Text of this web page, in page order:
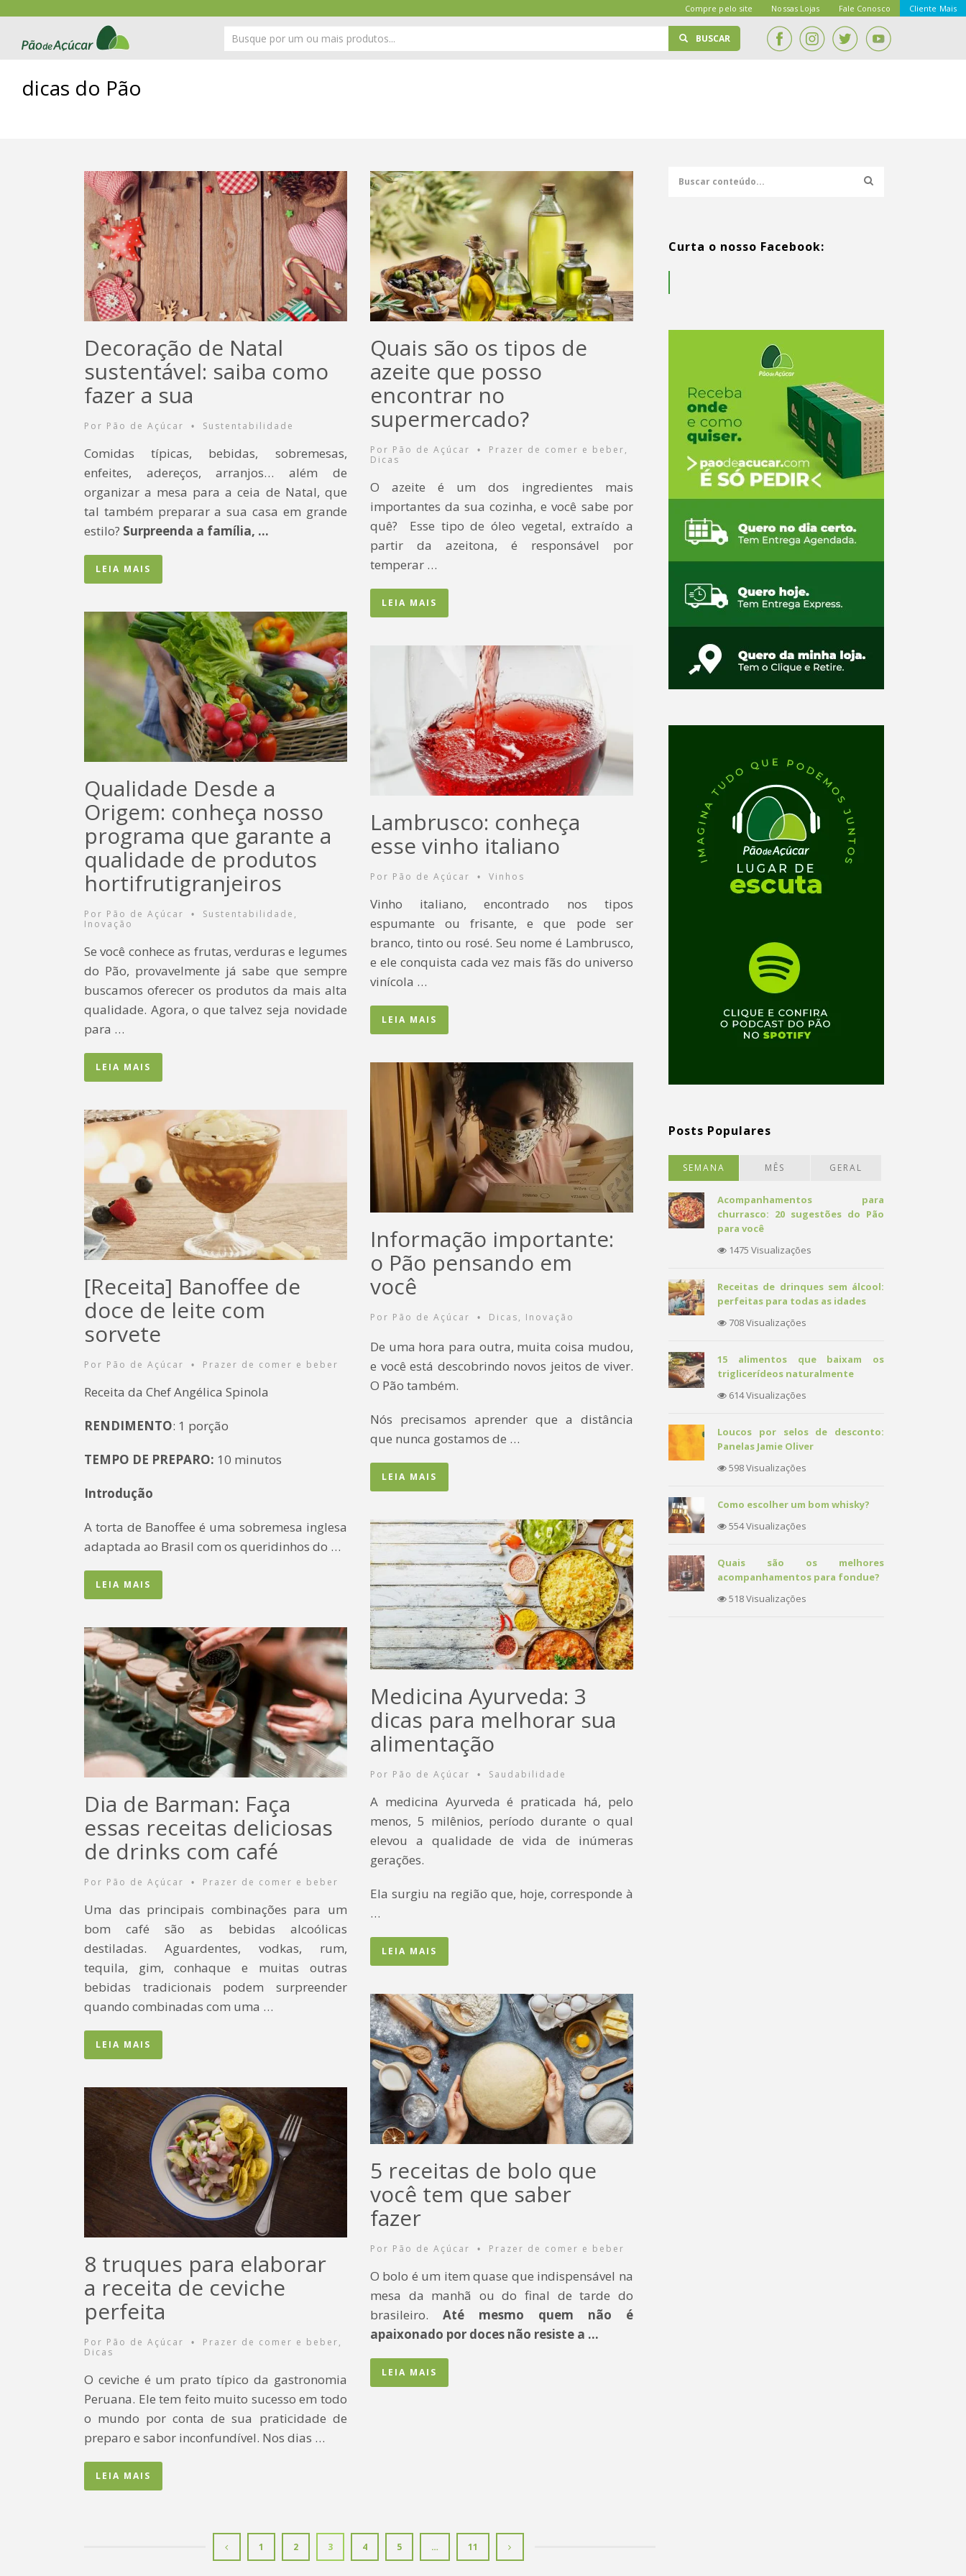
Compre pelo site Nossas Lojas Fale Conosco Cliente Mais
BUSCAR
dicas do Pão
Decoração de Natal
sustentável: saiba como
fazer a sua
Por Pão de Açúcar • Sustentabilidade
Comidas típicas, bebidas, sobremesas,
enfeites, adereços, arranjos… além de
organizar a mesa para a ceia de Natal, que
tal também preparar a sua casa em grande
estilo? Surpreenda a família, …
LEIA MAIS
Quais são os tipos de
azeite que posso
encontrar no
supermercado?
Por Pão de Açúcar • Prazer de comer e beber,
Dicas
O azeite é um dos ingredientes mais
importantes da sua cozinha, e você sabe por
quê? Esse tipo de óleo vegetal, extraído a
partir da azeitona, é responsável por
temperar …
LEIA MAIS
Qualidade Desde a
Origem: conheça nosso
programa que garante a
qualidade de produtos
hortifrutigranjeiros
Por Pão de Açúcar • Sustentabilidade ,
Inovação
Se você conhece as frutas, verduras e legumes
do Pão, provavelmente já sabe que sempre
buscamos oferecer os produtos da mais alta
qualidade. Agora, o que talvez seja novidade
para …
LEIA MAIS
Lambrusco: conheça
esse vinho italiano
Por Pão de Açúcar • Vinhos
Vinho italiano, encontrado nos tipos
espumante ou frisante, e que pode ser
branco, tinto ou rosé. Seu nome é Lambrusco,
e ele conquista cada vez mais fãs do universo
vinícola …
LEIA MAIS
Informação importante:
o Pão pensando em
você
Por Pão de Açúcar • Dicas, Inovação
De uma hora para outra, muita coisa mudou,
e você está descobrindo novos jeitos de viver.
O Pão também.
Nós precisamos aprender que a distância
que nunca gostamos de …
LEIA MAIS
[Receita] Banoffee de
doce de leite com
sorvete
Por Pão de Açúcar • Prazer de comer e beber
Receita da Chef Angélica Spinola
RENDIMENTO: 1 porção
TEMPO DE PREPARO: 10 minutos
Introdução
A torta de Banoffee é uma sobremesa inglesa
adaptada ao Brasil com os queridinhos do …
LEIA MAIS
Medicina Ayurveda: 3
dicas para melhorar sua
alimentação
Por Pão de Açúcar • Saudabilidade
A medicina Ayurveda é praticada há, pelo
menos, 5 milênios, período durante o qual
elevou a qualidade de vida de inúmeras
gerações.
Ela surgiu na região que, hoje, corresponde à
…
LEIA MAIS
Dia de Barman: Faça
essas receitas deliciosas
de drinks com café
Por Pão de Açúcar • Prazer de comer e beber
Uma das principais combinações para um
bom café são as bebidas alcoólicas
destiladas. Aguardentes, vodkas, rum,
tequila, gim, conhaque e muitas outras
bebidas tradicionais podem surpreender
quando combinadas com uma …
LEIA MAIS
5 receitas de bolo que
você tem que saber
fazer
Por Pão de Açúcar • Prazer de comer e beber
O bolo é um item quase que indispensável na
mesa da manhã ou do final de tarde do
brasileiro. Até mesmo quem não é
apaixonado por doces não resiste a …
LEIA MAIS
8 truques para elaborar
a receita de ceviche
perfeita
Por Pão de Açúcar • Prazer de comer e beber,
Dicas
O ceviche é um prato típico da gastronomia
Peruana. Ele tem feito muito sucesso em todo
o mundo por conta de sua praticidade de
preparo e sabor inconfundível. Nos dias …
LEIA MAIS
1 2 3 4 5 … 11
Curta o nosso Facebook:
Posts Populares
SEMANA MÊS GERAL
Acompanhamentos para
churrasco: 20 sugestões do Pão
para você
1475 Visualizações
Receitas de drinques sem álcool:
perfeitas para todas as idades
708 Visualizações
15 alimentos que baixam os
triglicerídeos naturalmente
614 Visualizações
Loucos por selos de desconto:
Panelas Jamie Oliver
598 Visualizações
Como escolher um bom whisky?
554 Visualizações
Quais são os melhores
acompanhamentos para fondue?
518 Visualizações